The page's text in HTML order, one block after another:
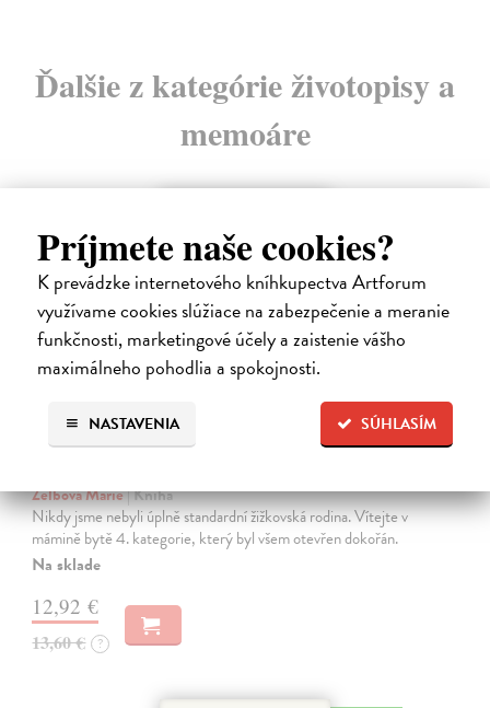
Príjmete naše cookies?
K prevádzke internetového kníhkupectva Artforum
využívame cookies slúžiace na zabezpečenie a meranie
funkčnosti, marketingové účely a zaistenie vášho
maximálneho pohodlia a spokojnosti.
SÚHLASÍM
NASTAVENIA
Ďalšie z kategórie životopisy a
memoáre
Zelbová Marie| Kniha
Nikdy jsme nebyli úplně standardní žižkovská rodina. Vítejte v
mámině bytě 4. kategorie, který byl všem otevřen dokořán.
Na sklade
12,92 €
13,60 € ?